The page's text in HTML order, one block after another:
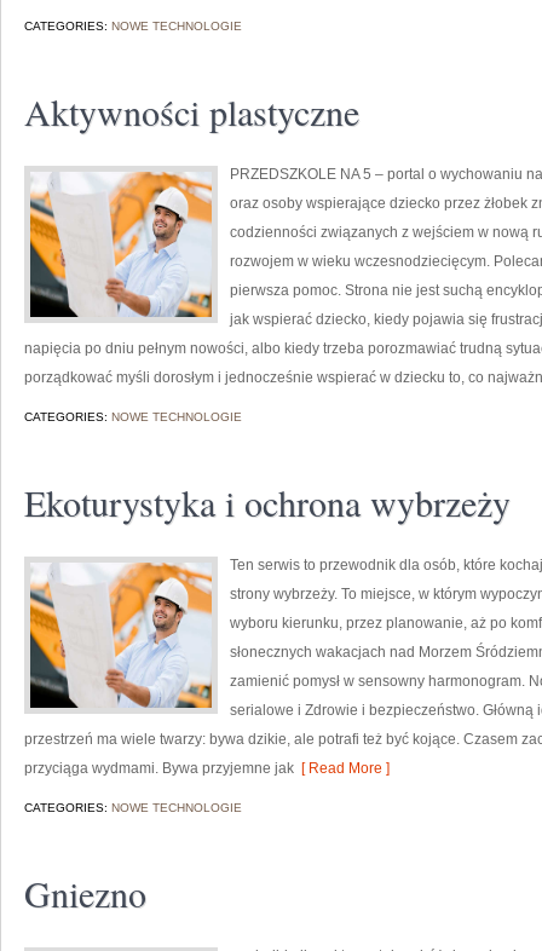
CATEGORIES: NOWE TECHNOLOGIE
Aktywności plastyczne
PRZEDSZKOLE NA 5 – portal o wychowaniu
oraz osoby wspierające dziecko przez żłobek
codzienności związanych z wejściem w nową
rozwojem w wieku wczesnodziecięcym.
pierwsza pomoc. Strona nie jest suchą
jak wspierać dziecko, kiedy pojawia się
napięcia po dniu pełnym nowości, albo kiedy trzeba porozmawiać trudną
porządkować myśli dorosłym i jednocześnie wspierać w dziecku to, co
CATEGORIES: NOWE TECHNOLOGIE
Ekoturystyka i ochrona wybrzeży
Ten serwis to przewodnik dla osób, które
strony wybrzeży. To miejsce, w którym
wyboru kierunku, przez planowanie, aż po
słonecznych wakacjach nad Morzem
zamienić pomysł w sensowny harmonogram.
serialowe i Zdrowie i bezpieczeństwo. Główną
przestrzeń ma wiele twarzy: bywa dzikie, ale potrafi też być kojące. Czasem
przyciąga wydmami. Bywa przyjemne jak [ Read More ]
CATEGORIES: NOWE TECHNOLOGIE
Gniezno